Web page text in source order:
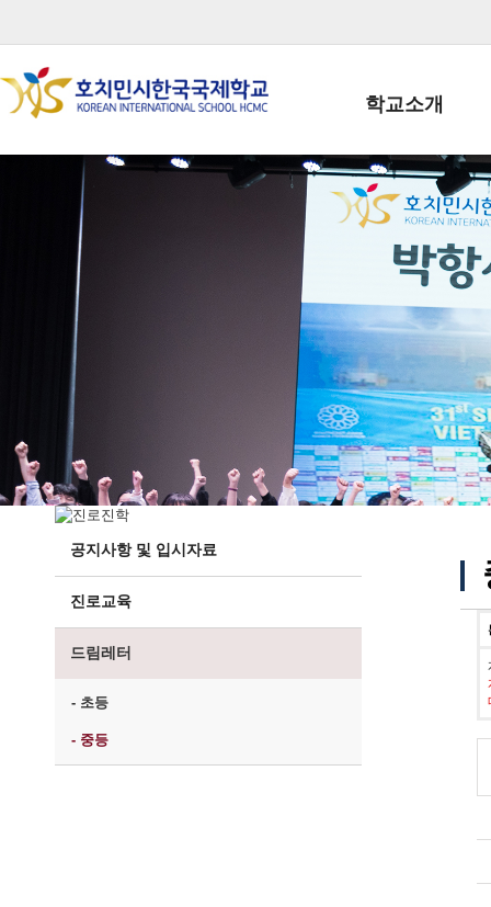
학교소개
학교장인사말
학생회장인사말
학교상징
학교 CI
교직원현황
학생현황
위치/전화
전경사진
공지사항 및 입시자료
진로교육
드림레터
- 초등
- 중등